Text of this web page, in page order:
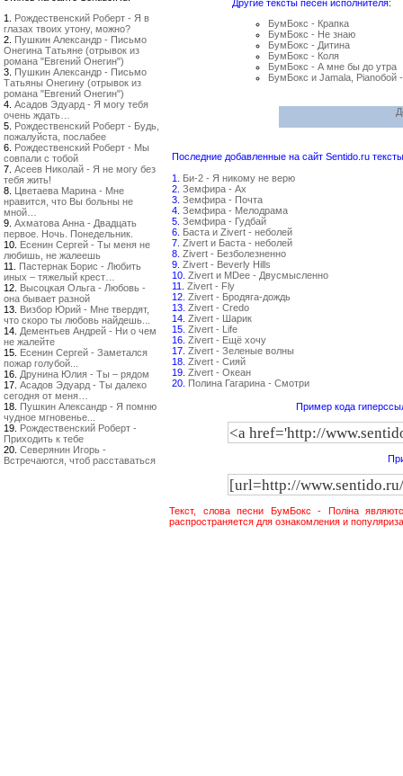
1. Рождественский Роберт - Я в
глазах твоих утону, можно?
2. Пушкин Александр - Письмо
Онегина Татьяне (отрывок из
романа "Евгений Онегин")
3. Пушкин Александр - Письмо
Татьяны Онегину (отрывок из
романа "Евгений Онегин")
4. Асадов Эдуард - Я могу тебя
очень ждать…
5. Рождественский Роберт - Будь,
пожалуйста, послабее
6. Рождественский Роберт - Мы
совпали с тобой
7. Асеев Николай - Я не могу без
тебя жить!
8. Цветаева Марина - Мне
нравится, что Вы больны не
мной…
9. Ахматова Анна - Двадцать
первое. Ночь. Понедельник.
10. Есенин Сергей - Ты меня не
любишь, не жалеешь
11. Пастернак Борис - Любить
иных – тяжелый крест…
12. Высоцкая Ольга - Любовь -
она бывает разной
13. Визбор Юрий - Мне твердят,
что скоро ты любовь найдешь...
14. Дементьев Андрей - Ни о чем
не жалейте
15. Есенин Сергей - Заметался
пожар голубой...
16. Друнина Юлия - Ты – рядом
17. Асадов Эдуард - Ты далеко
сегодня от меня…
18. Пушкин Александр - Я помню
чудное мгновенье...
19. Рождественский Роберт -
Приходить к тебе
20. Северянин Игорь -
Встречаются, чтоб расставаться
Другие тексты песен исполнителя:
БумБокс - Крапка
БумБокс - Не знаю
БумБокс - Дитина
БумБокс - Коля
БумБокс - А мне бы до утра
БумБокс и Jamala, Pianoбой
Последние добавленные на сайт Sentido.ru
1. Би-2 - Я никому не верю
2. Земфира - Ах
3. Земфира - Почта
4. Земфира - Мелодрама
5. Земфира - Гудбай
6. Баста и Zivert - неболей
7. Zivert и Баста - неболей
8. Zivert - Безболезненно
9. Zivert - Beverly Hills
10. Zivert и MDee - Двусмысленно
11. Zivert - Fly
12. Zivert - Бродяга-дождь
13. Zivert - Credo
14. Zivert - Шарик
15. Zivert - Life
16. Zivert - Ещё хочу
17. Zivert - Зеленые волны
18. Zivert - Сияй
19. Zivert - Океан
20. Полина Гагарина - Смотри
Пример кода
Текст, слова песни БумБокс - Поліна
распространяется для ознакомления и